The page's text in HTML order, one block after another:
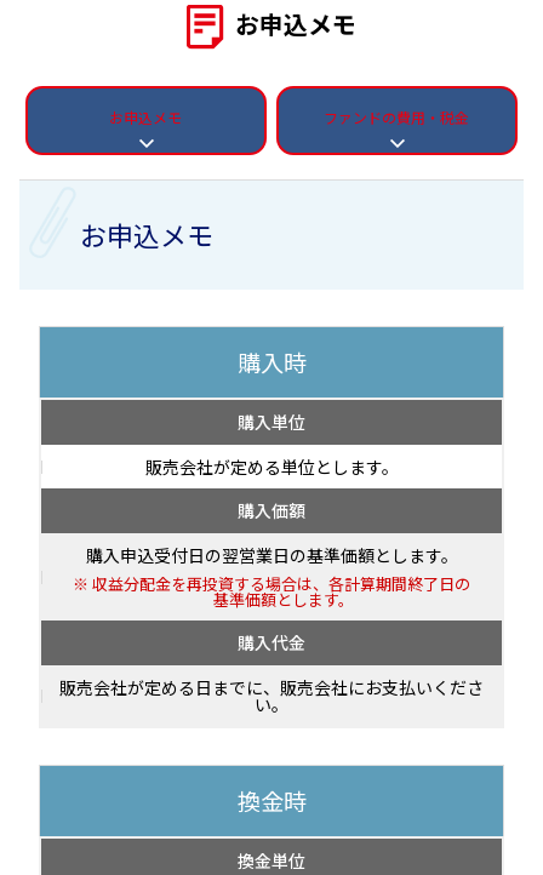
お申込メモ
お申込メモ ファンドの費用・税金
お申込メモ
購入時
購入単位
販売会社が定める単位とします。
購入価額
購入申込受付日の翌営業日の基準価額とします。
収益分配金を再投資する場合は、各計算期間終了日の
基準価額とします。
購入代金
販売会社が定める日までに、販売会社にお支払いくださ
い。
換金時
換金単位